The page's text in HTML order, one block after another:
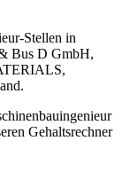
Stellen in
Bus D GmbH,
Gehaltsrechner